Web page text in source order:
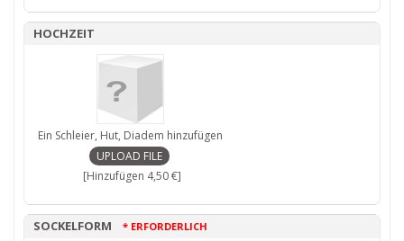
HOCHZEIT
Ein Schleier, Hut, Diadem hinzufügen
[Hinzufügen 4,50 €]
SOCKELFORM * ERFORDERLICH